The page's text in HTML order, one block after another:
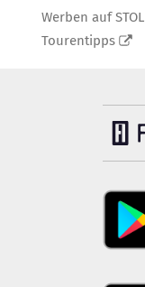
Werben auf STOL
Tourentipps